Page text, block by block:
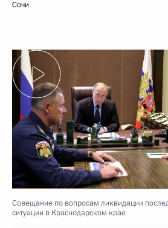
Сочи
Совещание по вопросам ликвидации
ситуации в Краснодарском крае